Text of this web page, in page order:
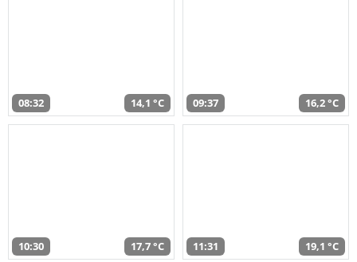
08:32 14,1 °C 09:37 16,2 °C
10:30 17,7 °C 11:31 19,1 °C